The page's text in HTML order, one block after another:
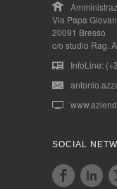
Via Papa
20091 Bresso
c/o studio Rag.
InfoLine:
SOCIAL